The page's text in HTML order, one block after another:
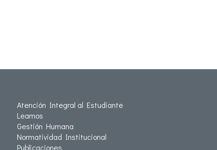
Atención Integral al Estudiante
Leamos
Gestión Humana
Normatividad Institucional
Publicaciones